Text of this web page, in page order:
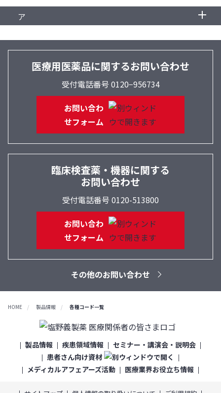
ア
ENDEAVORRIDE（エンデバーライド）キット
医療用医薬品に関するお問い合わせ
受付電話番号 0120−956734
お問い合わ
せフォーム
臨床検査薬・機器に関する
お問い合わせ
受付電話番号 0120-513800
お問い合わ
せフォーム
その他のお問い合わせ
HOME 製品情報 各種コード一覧
製品情報 疾患領域情報
セミナー・講演会・説明会
患者さん向け資材
メディカルアフェアーズ活動
医療業界お役立ち情報